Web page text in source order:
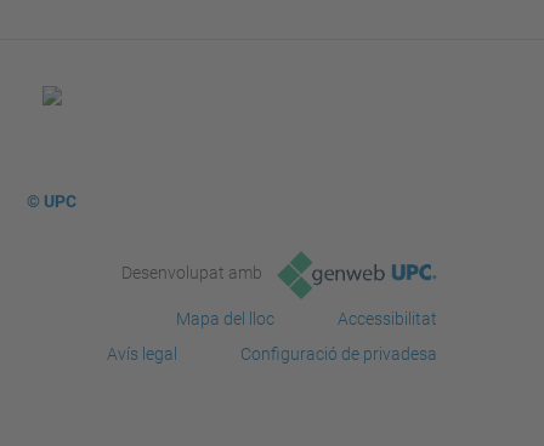
© UPC
Desenvolupat amb
Mapa del lloc
Accessibilitat
Avís legal
Configuració de privadesa